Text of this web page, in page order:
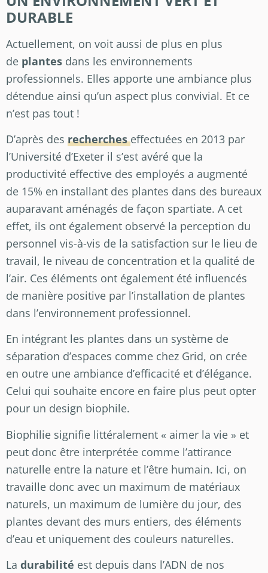
DURABLE
Actuellement, on voit aussi de plus en plus
de plantes dans les environnements
professionnels. Elles apporte une ambiance plus
détendue ainsi qu’un aspect plus convivial. Et ce
n’est pas tout !
D’après des rechercheseffectuées en 2013 par
l’Université d’Exeter il s’est avéré que la
productivité effective des employés a augmenté
de 15% en installant des plantes dans des bureaux
auparavant aménagés de façon spartiate. A cet
effet, ils ont également observé la perception du
personnel vis-à-vis de la satisfaction sur le lieu de
travail, le niveau de concentration et la qualité de
l’air. Ces éléments ont également été influencés
de manière positive par l’installation de plantes
dans l’environnement professionnel.
En intégrant les plantes dans un système de
séparation d’espaces comme chez Grid, on crée
en outre une ambiance d’efficacité et d’élégance.
Celui qui souhaite encore en faire plus peut opter
pour un design biophile.
Biophilie signifie littéralement « aimer la vie » et
peut donc être interprétée comme l’attirance
naturelle entre la nature et l’être humain. Ici, on
travaille donc avec un maximum de matériaux
naturels, un maximum de lumière du jour, des
plantes devant des murs entiers, des éléments
d’eau et uniquement des couleurs naturelles.
La durabilité est depuis dans l’ADN de nos